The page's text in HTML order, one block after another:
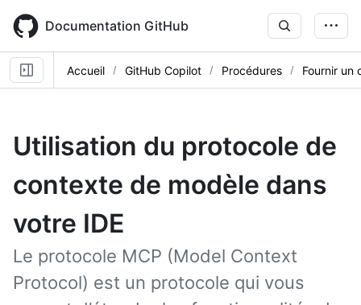
main
content
Documentation GitHub
Accueil GitHub Copilot Procédures Fournir un
Utilisation du protocole de
contexte de modèle dans
votre IDE
Le protocole MCP (Model Context
Protocol) est un protocole qui vous